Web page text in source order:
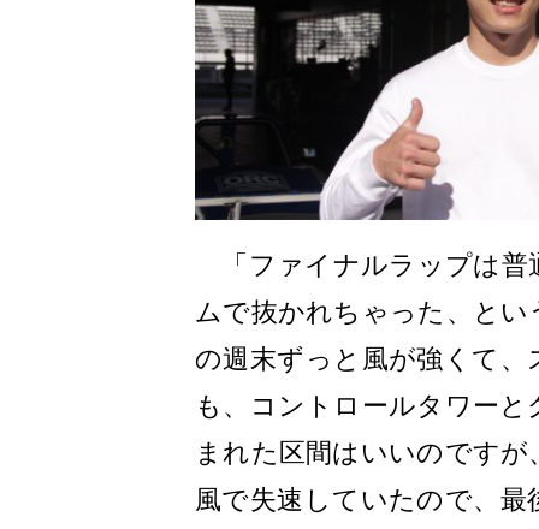
「ファイナルラップは普
ムで抜かれちゃった、と
の週末ずっと風が強くて
も、コントロールタワー
まれた区間はいいのです
風で失速していたので、